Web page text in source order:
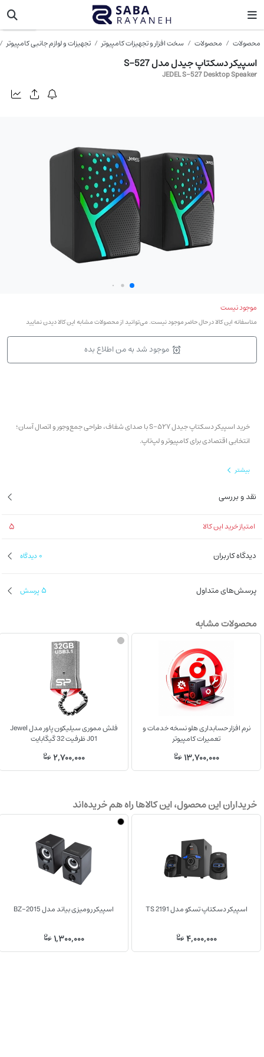
محصولات محصولات سخت افزار و تجهیزات کامپیوتر تجهیزات و لوازم جانبی کامپیوتر
اسپیکر دسکتاپ جیدل مدل S-527
JEDEL S-527 Desktop Speaker
موجود نیست
متاسفانه این کالا در حال حاضر موجود نیست. می‌توانید از محصولات مشابه این کالا دیدن نمایید
موجود شد به من اطلاع بده
خرید اسپیکر دسکتاپ جیدل S-527 با صدای شفاف، طراحی جمع‌وجور و اتصال آسان؛
انتخابی اقتصادی برای کامپیوتر و لپ‌تاپ.
بیشتر
نقد و بررسی
امتیاز خرید این کالا 5
دیدگاه کاربران 0 دیدگاه
پرسش‌های متداول 5 پرسش
محصولات مشابه
نرم افزار حسابداری هلو نسخه خدمات و
تعمیرات کامپیوتر
13,700,000
فلش مموری سیلیکون پاور مدل Jewel
J01 ظرفیت 32 گیگابایت
2,700,000
خریداران این محصول، این کالاها راه هم خریده‌اند
اسپیکر دسکتاپ تسکو مدل TS 2191
4,000,000
اسپیکر رومیزی بیاند مدل BZ-2015
1,300,000